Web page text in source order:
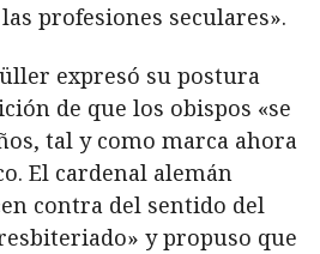
profesiones seculares».
expresó su postura
de que los obispos «se
tal y como marca ahora
El cardenal alemán
contra del sentido del
y propuso que